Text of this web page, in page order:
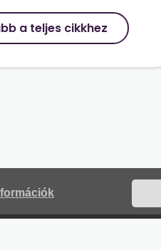
a teljes cikkhez